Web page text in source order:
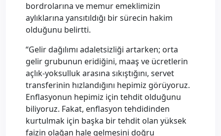
bordrolarına ve memur emeklimizin
aylıklarına yansıtıldığı bir sürecin hakim
olduğunu belirtti.
“Gelir dağılımı adaletsizliği artarken; orta
gelir grubunun eridiğini, maaş ve ücretlerin
açlık-yoksulluk arasına sıkıştığını, servet
transferinin hızlandığını hepimiz görüyoruz.
Enflasyonun hepimiz için tehdit olduğunu
biliyoruz. Fakat, enflasyon tehdidinden
kurtulmak için başka bir tehdit olan yüksek
faizin olağan hale gelmesini doğru